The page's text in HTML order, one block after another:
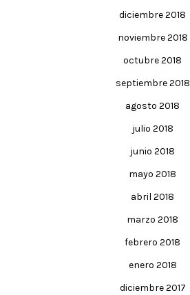
diciembre 2018
noviembre 2018
octubre 2018
septiembre 2018
agosto 2018
julio 2018
junio 2018
mayo 2018
abril 2018
marzo 2018
febrero 2018
enero 2018
diciembre 2017